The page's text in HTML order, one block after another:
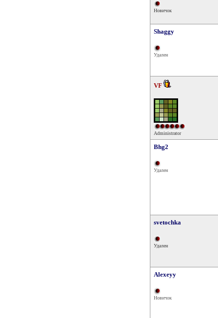
Новичок
Shaggy
Удален
VF
Administrator
Bhg2
Удален
svetochka
Удален
Alexeyy
Новичок